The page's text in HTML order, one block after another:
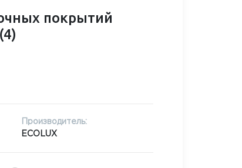
покрытий
Производитель:
ECOLUX